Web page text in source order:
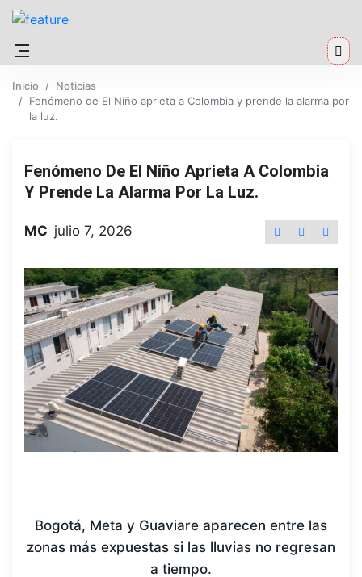
Inicio
Noticias
Fenómeno de El Niño aprieta a Colombia y prende la alarma por
la luz.
Fenómeno De El Niño Aprieta A Colombia
Y Prende La Alarma Por La Luz.
MC julio 7, 2026
Bogotá, Meta y Guaviare aparecen entre las
zonas más expuestas si las lluvias no regresan
a tiempo.